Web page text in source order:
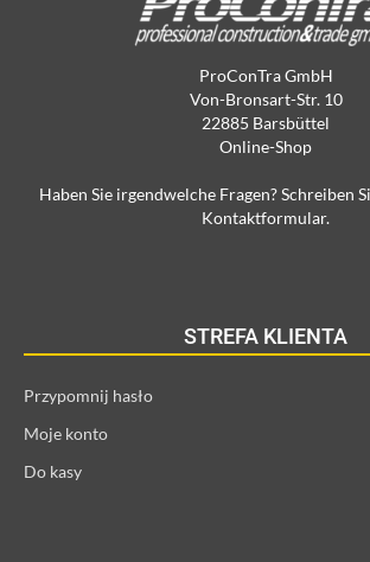
ProConTra GmbH
Von-Bronsart-Str. 10
22885 Barsbüttel
Online-Shop
Haben Sie irgendwelche Fragen? Schreiben
Kontaktformular.
STREFA KLIENTA
Przypomnij hasło
Moje konto
Do kasy